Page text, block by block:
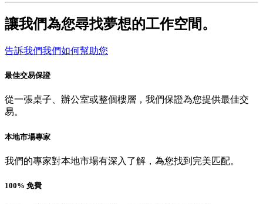
讓我們為您尋找夢想的工作空間。
告訴我們我們如何幫助您
最佳交易保證
從一張桌子、辦公室或整個樓層，我們保證為您提供最佳交
易。
本地市場專家
我們的專家對本地市場有深入了解，為您找到完美匹配。
100% 免費